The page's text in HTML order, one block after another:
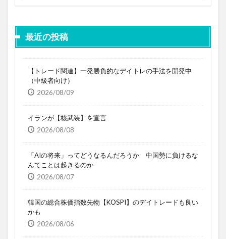
最近の投稿
【トレード関連】一発勝負的なデイトレの手法を開発中
（中級者向け）
2026/08/09
イランが【核武装】を宣言
2026/08/08
「AIの将来」ってどうなるんだろうか 中国勢に負けるな
んてことは起きるのか
2026/08/07
韓国の総合株価指数先物【KOSPI】のデイトレードも良い
かも
2026/08/06